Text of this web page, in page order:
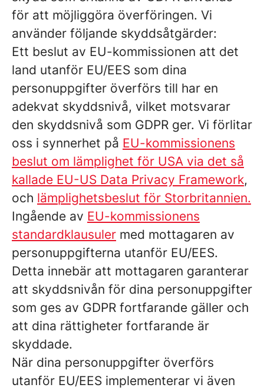
för att möjliggöra överföringen. Vi
använder följande skyddsåtgärder:
Ett beslut av EU-kommissionen att det
land utanför EU/EES som dina
personuppgifter överförs till har en
adekvat skyddsnivå, vilket motsvarar
den skyddsnivå som GDPR ger. Vi förlitar
oss i synnerhet på EU-kommissionens
beslut om lämplighet för USA via det så
kallade EU-US Data Privacy Framework,
och lämplighetsbeslut för Storbritannien.
Ingående av EU-kommissionens
standardklausuler med mottagaren av
personuppgifterna utanför EU/EES.
Detta innebär att mottagaren garanterar
att skyddsnivån för dina personuppgifter
som ges av GDPR fortfarande gäller och
att dina rättigheter fortfarande är
skyddade.
När dina personuppgifter överförs
utanför EU/EES implementerar vi även